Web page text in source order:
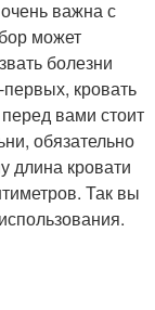
важна с
может
болезни
кровать
вами стоит
обязательно
длина кровати
Так вы